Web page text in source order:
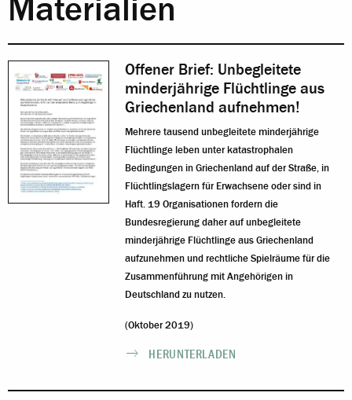
Materialien
Offener Brief: Unbegleitete
minderjährige Flüchtlinge aus
Griechenland aufnehmen!
Mehrere tausend unbegleitete minderjährige
Flüchtlinge leben unter katastrophalen
Bedingungen in Griechenland auf der Straße, in
Flüchtlingslagern für Erwachsene oder sind in
Haft. 19 Organisationen fordern die
Bundesregierung daher auf unbegleitete
minderjährige Flüchtlinge aus Griechenland
aufzunehmen und rechtliche Spielräume für die
Zusammenführung mit Angehörigen in
Deutschland zu nutzen.
(Oktober 2019)
HERUNTERLADEN